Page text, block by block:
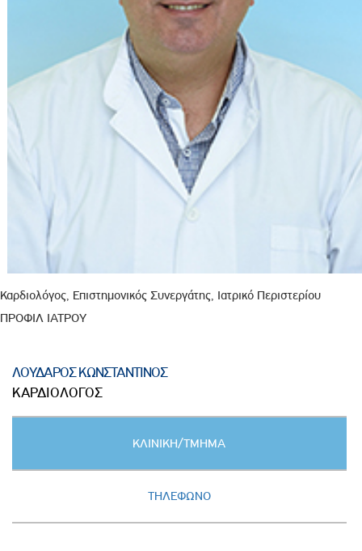
Καρδιολόγος, Επιστημονικός Συνεργάτης, Ιατρικό Περιστερίου
ΠΡΟΦΙΛ ΙΑΤΡΟΥ
ΛΟΥΔΑΡΟΣ ΚΩΝΣΤΑΝΤΙΝΟΣ
ΚΑΡΔΙΟΛΟΓΟΣ
ΚΛΙΝΙΚΗ/ΤΜΗΜΑ
ΤΗΛΕΦΩΝΟ